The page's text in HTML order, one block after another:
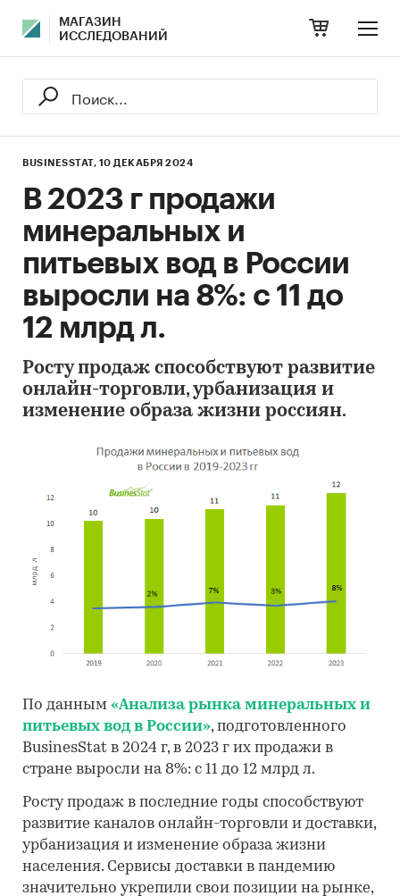
МАГАЗИН
ИССЛЕДОВАНИЙ
BUSINESSTAT, 10 ДЕКАБРЯ 2024
В 2023 г продажи
минеральных и
питьевых вод в России
выросли на 8%: с 11 до
12 млрд л.
Росту продаж способствуют развитие
онлайн-торговли, урбанизация и
изменение образа жизни россиян.
По данным «Анализа рынка минеральных и
питьевых вод в России», подготовленного
BusinesStat в 2024 г, в 2023 г их продажи в
стране выросли на 8%: с 11 до 12 млрд л.
Росту продаж в последние годы способствуют
развитие каналов онлайн-торговли и доставки,
урбанизация и изменение образа жизни
населения. Сервисы доставки в пандемию
значительно укрепили свои позиции на рынке,